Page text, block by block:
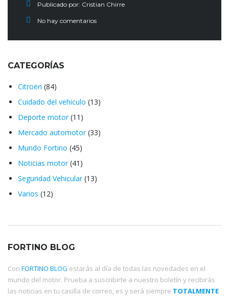
Publicado por: Cristian Chirre
No hay comentarios
CATEGORÍAS
Citroën (84)
Cuidado del vehiculo (13)
Deporte motor(11)
Mercado automotor(33)
Mundo Fortino (45)
Noticias motor(41)
Seguridad Vehicular(13)
Varios (12)
FORTINO BLOG
Con FORTINO BLOG estarás al día de todas las novedades en el
mundo del motor. Prueba a suscribirte a nuestro boletín y recibirás
las noticias en tu casilla de correo, es y será siempre TOTALMENTE